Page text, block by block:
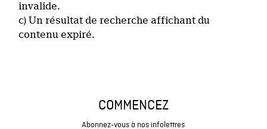
invalide.
c) Un résultat de recherche affichant du
contenu expiré.
COMMENCEZ
Abonnez-vous à nos infolettres